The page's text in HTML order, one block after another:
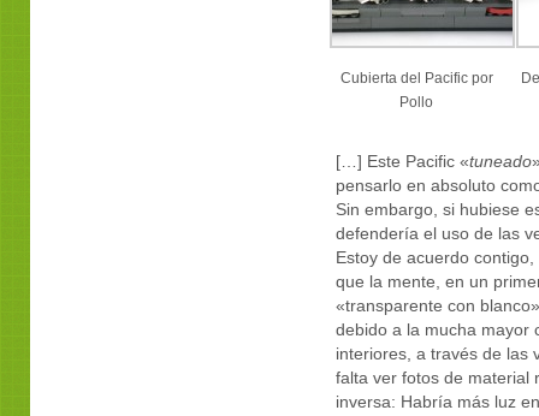
Cubierta del Pacific por
Pollo
[…] Este Pacific «tuneado
pensarlo en absoluto
Sin embargo, si hubiese
defendería el uso de las
Estoy de acuerdo
que la mente, en un
«transparente con
debido a la mucha mayor
interiores, a través de las
falta ver fotos de material
inversa: Habría más luz